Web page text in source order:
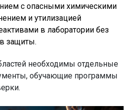
с опасными химическими
и утилизацией
в лаборатории без
защиты.
необходимы отдельные
обучающие программы